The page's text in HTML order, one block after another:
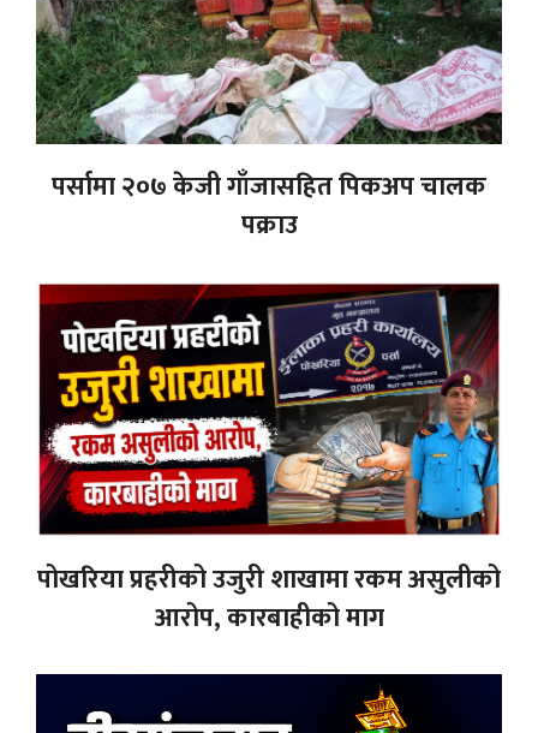
पर्सामा २०७ केजी गाँजासहित पिकअप चालक
पक्राउ
पोखरिया प्रहरीको उजुरी शाखामा रकम असुलीको
आरोप, कारबाहीको माग